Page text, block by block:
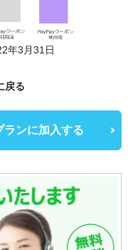
年3月31日
戻る
ランに加入する